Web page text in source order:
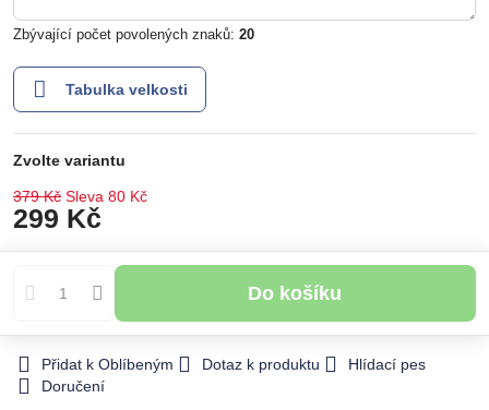
Zbývající počet povolených znaků: 20
Tabulka velkosti
Zvolte variantu
379 Kč Sleva 80 Kč
299 Kč
Do košíku
Přidat k Oblíbeným Dotaz k produktu
Hlídací pes
Doručení